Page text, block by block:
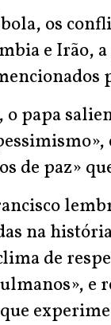
os
e Irão,
papa
de paz»
na
de
e